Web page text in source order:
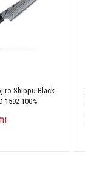
Shippu Black
1592 100%